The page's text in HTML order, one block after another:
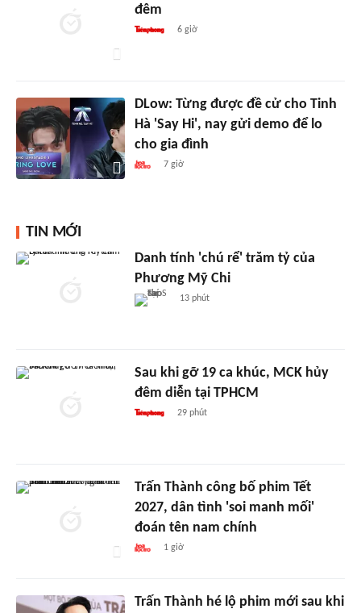
đêm
6 giờ
DLow: Từng được đề cử cho Tinh
Hà 'Say Hi', nay gửi demo để lo
cho gia đình
7 giờ
TIN MỚI
Danh tính 'chú rể' trăm tỷ của
Phương Mỹ Chi
13 phút
Sau khi gỡ 19 ca khúc, MCK hủy
đêm diễn tại TPHCM
29 phút
Trấn Thành công bố phim Tết
2027, dân tình 'soi manh mối'
đoán tên nam chính
1 giờ
Trấn Thành hé lộ phim mới sau khi